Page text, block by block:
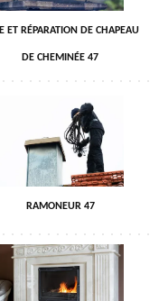
ET RÉPARATION DE CHAPEAU
DE CHEMINÉE 47
RAMONEUR 47